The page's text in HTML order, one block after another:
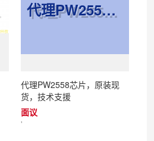
代理PW2558芯片，原装现货，技术支援
代理PW2558芯片，原装现
货，技术支援
面议
'